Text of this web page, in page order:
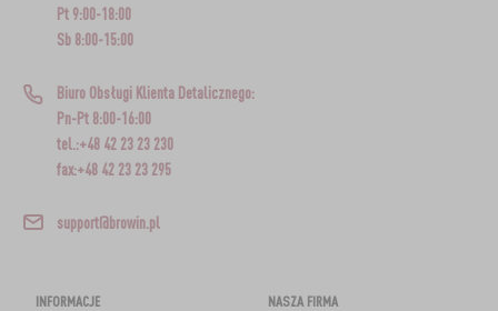
Pt 9:00-18:00
Sb 8:00-15:00
Biuro Obsługi Klienta Detalicznego:
Pn-Pt 8:00-16:00
tel.:+48 42 23 23 230
fax:+48 42 23 23 295
support@browin.pl
INFORMACJE NASZA FIRMA